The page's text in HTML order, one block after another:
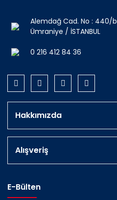
Alemdağ Cad. No : 440/b
Ümraniye / İSTANBUL
0 216 412 84 36
Hakkımızda
Alışveriş
E-Bülten